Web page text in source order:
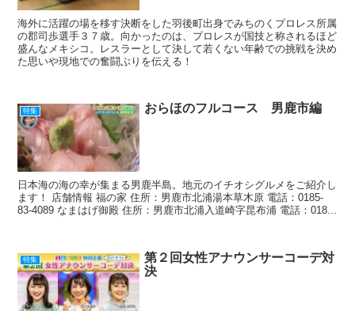
海外に活躍の場を移す決断をした羽後町出身でみちのくプロレス所属
の郡司歩選手３７歳。向かったのは、プロレスが国技と称されるほど
盛んなメキシコ。レスラーとして決して若くない年齢での挑戦を決め
た思いや現地での奮闘ぶりを伝える！
特集 おらほのフルコース 男鹿市編
日本海の海の幸が集まる男鹿半島。地元のイチオシグルメをご紹介し
ます！ 店舗情報 福の家 住所：男鹿市北浦湯本草木原 電話：0185-
83-4089 なまはげ御殿 住所：男鹿市北浦入道崎字昆布浦 電話：018...
特集
第２回女性アナウンサーコーデ対
決